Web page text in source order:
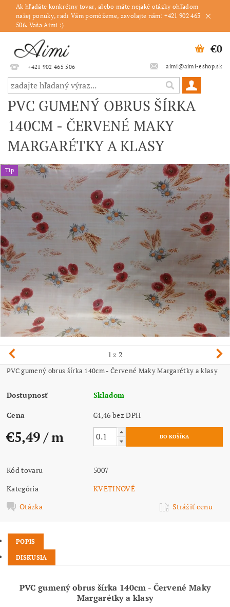
Ak hľadáte konkrétny tovar, alebo máte nejaké otázky ohľadom
našej ponuky, radi Vám pomôžeme, zavolajte nám: +421 902 465
506. Vaša Aimi :)
+421 902 465 506 aimi@aimi-eshop.sk
€0
PVC GUMENÝ OBRUS ŠÍRKA
140CM - ČERVENÉ MAKY
MARGARÉTKY A KLASY
Tip
1 z 2
PVC gumený obrus šírka 140cm - Červené Maky Margarétky a klasy
Dostupnosť Skladom
Cena €4,46 bez DPH
€5,49/ m
Kód tovaru
5007
Kategória
KVETINOVÉ
Otázka
Strážiť cenu
POPIS
DISKUSIA
PVC gumený obrus šírka 140cm - Červené Maky
Margarétky a klasy